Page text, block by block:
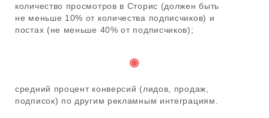
количество просмотров в Сторис (должен быть
не меньше 10% от количества подписчиков) и
постах (не меньше 40% от подписчиков);
◉
средний процент конверсий (лидов, продаж,
подписок) по другим рекламным интеграциям.